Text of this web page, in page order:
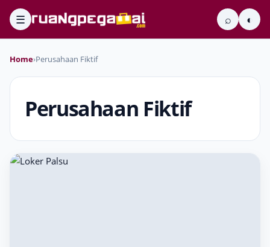
☰ ⌕ ◐
Home›Perusahaan Fiktif
Perusahaan Fiktif